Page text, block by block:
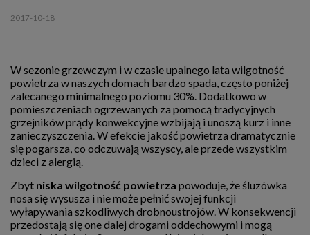
2017-10-18
W sezonie grzewczym i w czasie upalnego lata wilgotność
powietrza w naszych domach bardzo spada, często poniżej
zalecanego minimalnego poziomu 30%. Dodatkowo w
pomieszczeniach ogrzewanych za pomocą tradycyjnych
grzejników prądy konwekcyjne wzbijają i unoszą kurz i inne
zanieczyszczenia. W efekcie jakość powietrza dramatycznie
się pogarsza, co odczuwają wszyscy, ale przede wszystkim
dzieci z alergią.
Zbyt niska wilgotność powietrza powoduje, że śluzówka
nosa się wysusza i nie może pełnić swojej funkcji
wyłapywania szkodliwych drobnoustrojów. W konsekwencji
przedostają się one dalej drogami oddechowymi i mogą